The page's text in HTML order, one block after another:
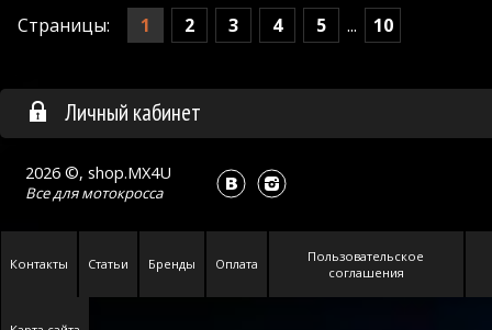
Страницы: 1 2 3 4 5 ... 10
Личный кабинет
2026 ©, shop.MX4U
Все длямотокросса
Контакты Статьи Бренды Оплата
Пользовательское
соглашения